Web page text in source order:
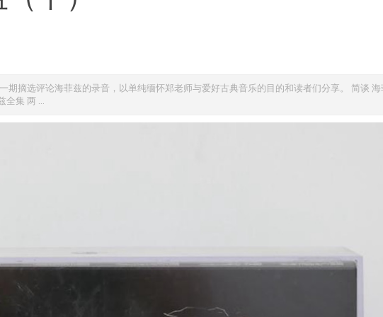
期摘选评论海菲兹的录音，以单纯缅怀郑老师与爱好古典音乐的目的和读者们分享。 简谈 海
集 两 ...